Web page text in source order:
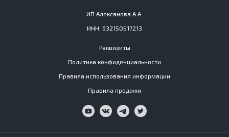
ИП Алексанова А.А.
ИНН: 632150517213
Реквизиты
Политика конфиденциальности
Правила использования информации
Правила продажи